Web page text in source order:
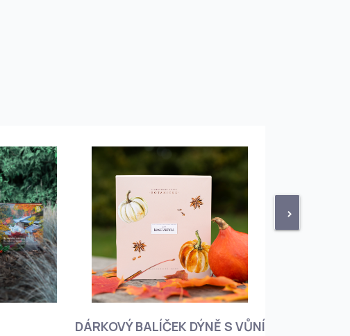
>
DÁRKOVÝ BALÍČEK DÝNĚ S VŮNÍ